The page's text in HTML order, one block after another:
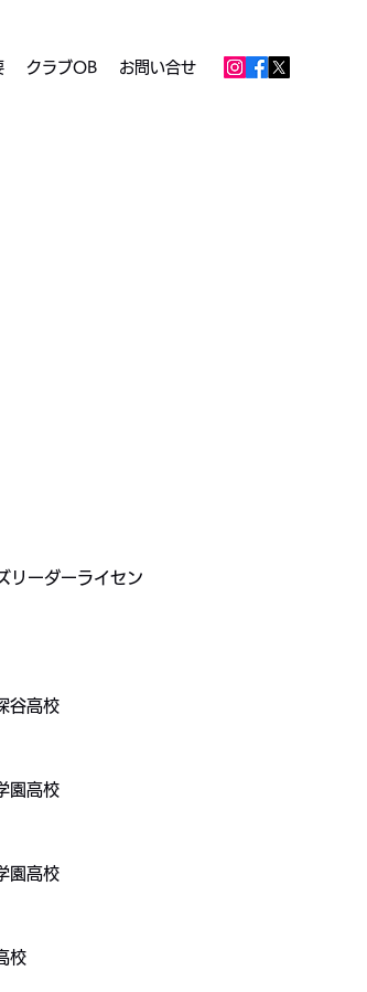
クラブOB お問い合せ
リーダーライセン
谷高校
園高校
園高校
校